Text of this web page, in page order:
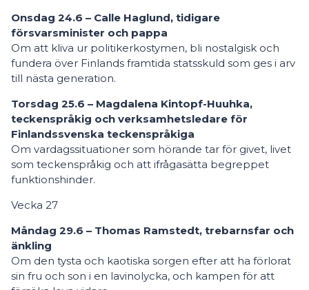
Onsdag 24.6 – Calle Haglund, tidigare
försvarsminister och pappa
Om att kliva ur politikerkostymen, bli nostalgisk och
fundera över Finlands framtida statsskuld som ges i arv
till nästa generation.
Torsdag 25.6 – Magdalena Kintopf-Huuhka,
teckenspråkig och verksamhetsledare för
Finlandssvenska teckenspråkiga
Om vardagssituationer som hörande tar för givet, livet
som teckenspråkig och att ifrågasätta begreppet
funktionshinder.
Vecka 27
Måndag 29.6 – Thomas Ramstedt, trebarnsfar och
änkling
Om den tysta och kaotiska sorgen efter att ha förlorat
sin fru och son i en lavinolycka, och kampen för att